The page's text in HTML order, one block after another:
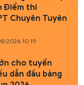
Điểm thi
Chuyên Tuyên
2026 10:19
cho tuyển
dẫn đầu bảng